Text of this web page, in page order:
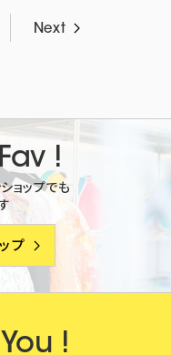
Next
!
ョップでも
プ
!